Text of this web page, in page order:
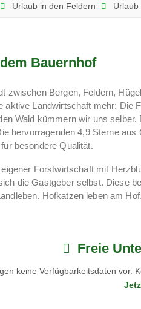
Urlaub in den Feldern Urlaub
Bauernhof
zwischen Bergen, Feldern,
aktive Landwirtschaft mehr: Die
Wald kümmern wir uns
hervorragenden 4,9 Sterne
besondere Qualität.
Forstwirtschaft mit
die Gastgeber selbst. Diese
Hofkatzen leben am
See und Wäldern
ganzjährig Erlebnisse:
Freie
keine Verfügbarkeitsdaten vor.